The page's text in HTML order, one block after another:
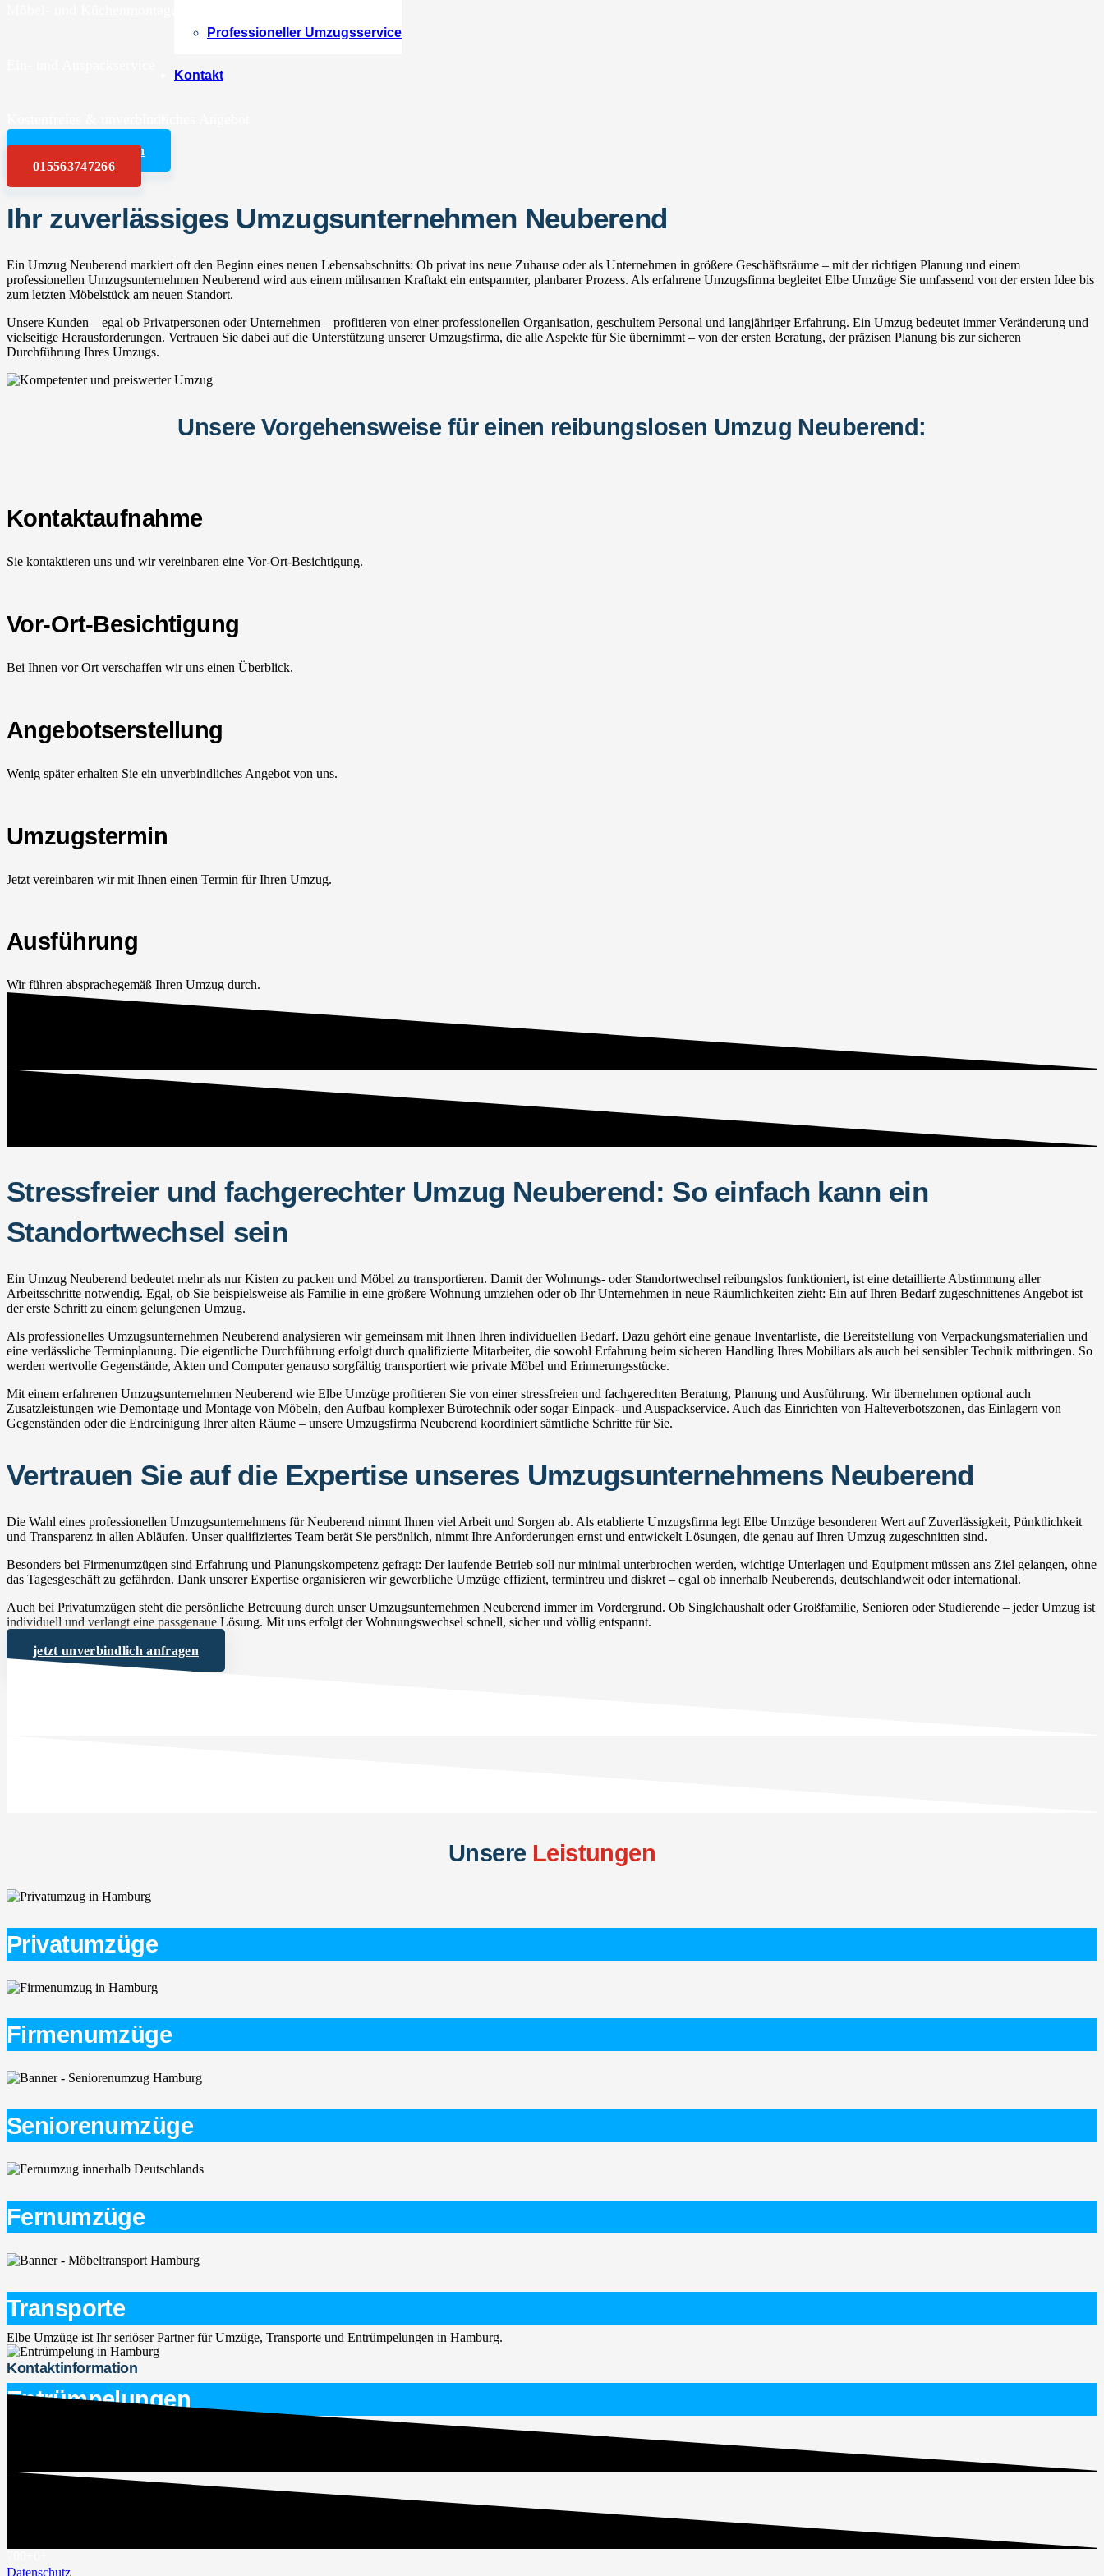
Professioneller Umzugsservice
Kontakt
Angebot anfordern
015563747266
Ihr zuverlässiges Umzugsunternehmen Neuberend
Ein Umzug Neuberend markiert oft den Beginn eines neuen Lebensabschnitts: Ob privat ins neue Zuhause oder als Unternehmen in größere Geschäftsräume – mit der richtigen Planung und einem
professionellen Umzugsunternehmen Neuberend wird aus einem mühsamen Kraftakt ein entspannter, planbarer Prozess. Als erfahrene Umzugsfirma begleitet Elbe Umzüge Sie umfassend von der ersten Idee bis
zum letzten Möbelstück am neuen Standort.
Unsere Kunden – egal ob Privatpersonen oder Unternehmen – profitieren von einer professionellen Organisation, geschultem Personal und langjähriger Erfahrung. Ein Umzug bedeutet immer Veränderung und
vielseitige Herausforderungen. Vertrauen Sie dabei auf die Unterstützung unserer Umzugsfirma, die alle Aspekte für Sie übernimmt – von der ersten Beratung, der präzisen Planung bis zur sicheren
Durchführung Ihres Umzugs.
Unsere Vorgehensweise für einen reibungslosen Umzug Neuberend:
Kontaktaufnahme
Sie kontaktieren uns und wir vereinbaren eine Vor-Ort-Besichtigung.
Vor-Ort-Besichtigung
Bei Ihnen vor Ort verschaffen wir uns einen Überblick.
Angebotserstellung
Wenig später erhalten Sie ein unverbindliches Angebot von uns.
Umzugstermin
Jetzt vereinbaren wir mit Ihnen einen Termin für Ihren Umzug.
Ausführung
Wir führen absprachegemäß Ihren Umzug durch.
Stressfreier und fachgerechter Umzug Neuberend: So einfach kann ein
Standortwechsel sein
Ein Umzug Neuberend bedeutet mehr als nur Kisten zu packen und Möbel zu transportieren. Damit der Wohnungs- oder Standortwechsel reibungslos funktioniert, ist eine detaillierte Abstimmung aller
Arbeitsschritte notwendig. Egal, ob Sie beispielsweise als Familie in eine größere Wohnung umziehen oder ob Ihr Unternehmen in neue Räumlichkeiten zieht: Ein auf Ihren Bedarf zugeschnittenes Angebot ist
der erste Schritt zu einem gelungenen Umzug.
Als professionelles Umzugsunternehmen Neuberend analysieren wir gemeinsam mit Ihnen Ihren individuellen Bedarf. Dazu gehört eine genaue Inventarliste, die Bereitstellung von Verpackungsmaterialien und
eine verlässliche Terminplanung. Die eigentliche Durchführung erfolgt durch qualifizierte Mitarbeiter, die sowohl Erfahrung beim sicheren Handling Ihres Mobiliars als auch bei sensibler Technik mitbringen. So
werden wertvolle Gegenstände, Akten und Computer genauso sorgfältig transportiert wie private Möbel und Erinnerungsstücke.
Mit einem erfahrenen Umzugsunternehmen Neuberend wie Elbe Umzüge profitieren Sie von einer stressfreien und fachgerechten Beratung, Planung und Ausführung. Wir übernehmen optional auch
Zusatzleistungen wie Demontage und Montage von Möbeln, den Aufbau komplexer Bürotechnik oder sogar Einpack- und Auspackservice. Auch das Einrichten von Halteverbotszonen, das Einlagern von
Gegenständen oder die Endreinigung Ihrer alten Räume – unsere Umzugsfirma Neuberend koordiniert sämtliche Schritte für Sie.
Vertrauen Sie auf die Expertise unseres Umzugsunternehmens Neuberend
Die Wahl eines professionellen Umzugsunternehmens für Neuberend nimmt Ihnen viel Arbeit und Sorgen ab. Als etablierte Umzugsfirma legt Elbe Umzüge besonderen Wert auf Zuverlässigkeit, Pünktlichkeit
und Transparenz in allen Abläufen. Unser qualifiziertes Team berät Sie persönlich, nimmt Ihre Anforderungen ernst und entwickelt Lösungen, die genau auf Ihren Umzug zugeschnitten sind.
Besonders bei Firmenumzügen sind Erfahrung und Planungskompetenz gefragt: Der laufende Betrieb soll nur minimal unterbrochen werden, wichtige Unterlagen und Equipment müssen ans Ziel gelangen, ohne
das Tagesgeschäft zu gefährden. Dank unserer Expertise organisieren wir gewerbliche Umzüge effizient, termintreu und diskret – egal ob innerhalb Neuberends, deutschlandweit oder international.
Auch bei Privatumzügen steht die persönliche Betreuung durch unser Umzugsunternehmen Neuberend immer im Vordergrund. Ob Singlehaushalt oder Großfamilie, Senioren oder Studierende – jeder Umzug ist
individuell und verlangt eine passgenaue Lösung. Mit uns erfolgt der Wohnungswechsel schnell, sicher und völlig entspannt.
jetzt unverbindlich anfragen
Unsere Leistungen
Privatumzüge
Firmenumzüge
Seniorenumzüge
Fernumzüge
Transporte
Entrümpelungen
Elbe Umzüge ist Ihr seriöser Partner für Umzüge, Transporte und Entrümpelungen in Hamburg.
Kontaktinformation
service@elbe-umzuege.de
Datenschutz